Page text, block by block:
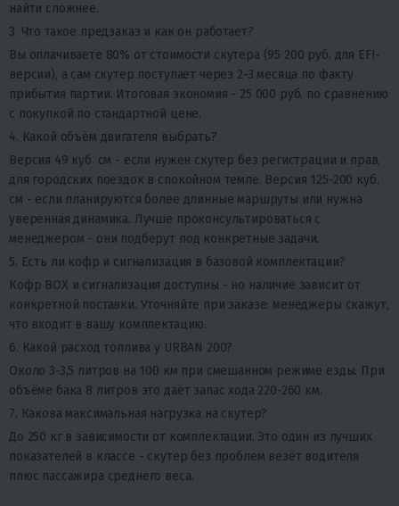
найти сложнее.
3. Что такое предзаказ и как он работает?
Вы оплачиваете 80% от стоимости скутера (95 200 руб. для EFI-
версии), а сам скутер поступает через 2-3 месяца по факту
прибытия партии. Итоговая экономия - 25 000 руб. по сравнению
с покупкой по стандартной цене.
4. Какой объём двигателя выбрать?
Версия 49 куб. см - если нужен скутер без регистрации и прав,
для городских поездок в спокойном темпе. Версия 125-200 куб.
см - если планируются более длинные маршруты или нужна
уверенная динамика. Лучше проконсультироваться с
менеджером - они подберут под конкретные задачи.
5. Есть ли кофр и сигнализация в базовой комплектации?
Кофр BOX и сигнализация доступны - но наличие зависит от
конкретной поставки. Уточняйте при заказе: менеджеры скажут,
что входит в вашу комплектацию.
6. Какой расход топлива у URBAN 200?
Около 3-3,5 литров на 100 км при смешанном режиме езды. При
объёме бака 8 литров это даёт запас хода 220-260 км.
7. Какова максимальная нагрузка на скутер?
До 250 кг в зависимости от комплектации. Это один из лучших
показателей в классе - скутер без проблем везёт водителя
плюс пассажира среднего веса.